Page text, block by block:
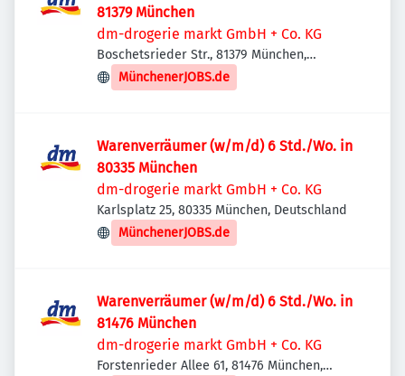
81379 München
dm-drogerie markt GmbH + Co. KG
Boschetsrieder Str., 81379 München,
Deutschland
MünchenerJOBS.de
Warenverräumer (w/m/d) 6 Std./Wo. in
80335 München
dm-drogerie markt GmbH + Co. KG
Karlsplatz 25, 80335 München, Deutschland
MünchenerJOBS.de
Warenverräumer (w/m/d) 6 Std./Wo. in
81476 München
dm-drogerie markt GmbH + Co. KG
Forstenrieder Allee 61, 81476 München,